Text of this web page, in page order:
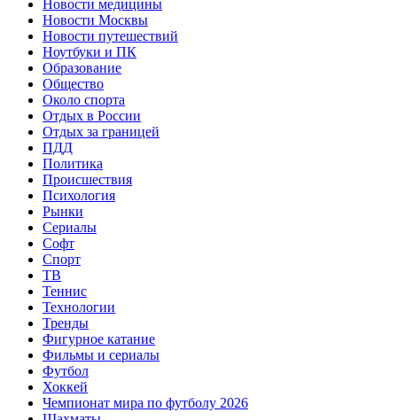
Новости медицины
Новости Москвы
Новости путешествий
Ноутбуки и ПК
Образование
Общество
Около спорта
Отдых в России
Отдых за границей
ПДД
Политика
Происшествия
Психология
Рынки
Сериалы
Софт
Спорт
ТВ
Теннис
Технологии
Тренды
Фигурное катание
Фильмы и сериалы
Футбол
Хоккей
Чемпионат мира по футболу 2026